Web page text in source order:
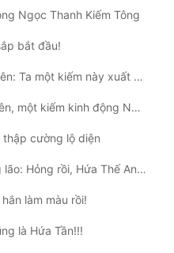
Ngọc Thanh Kiếm Tông
bắt đầu!
xuất ra, ngươi liền không có cơ hội!
kiếm kinh động Ngọc Thanh!
thập cường lộ diện
Thế An, tiểu tử này, thế mà lại đến thật!
làm màu rồi!
là Hứa Tần!!!